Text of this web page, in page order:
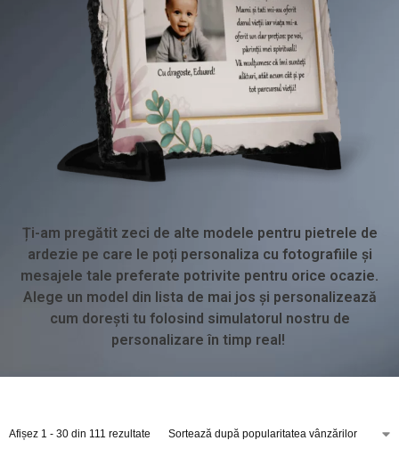
Ți-am pregătit zeci de alte modele pentru pietrele de
ardezie pe care le poți personaliza cu fotografiile și
mesajele tale preferate potrivite pentru orice ocazie.
Alege un model din lista de mai jos și personalizează
cum dorești tu folosind simulatorul nostru de
personalizare în timp real!
Afișez 1 - 30 din 111 rezultate